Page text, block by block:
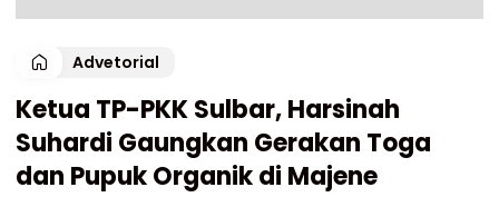
Advetorial
Ketua TP-PKK Sulbar, Harsinah
Suhardi Gaungkan Gerakan Toga
dan Pupuk Organik di Majene